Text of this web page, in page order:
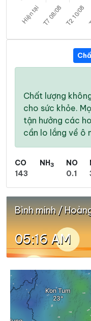
Chất lượng
cho sức khỏe.
tận hưởng các
cần lo lắng về ô
CO
143
NH3
NO
0.1
Bình minh /
05:16 AM